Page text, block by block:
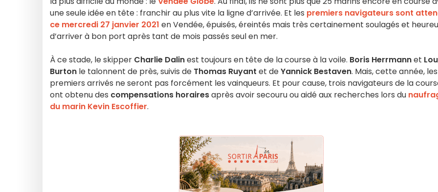
une seule idée en tête : franchir au plus vite la ligne d’arrivée. Et les premiers navigateurs sont
ce mercredi 27 janvier 2021 en Vendée, épuisés, éreintés mais très certainement soulagés et
d’arriver à bon port après tant de mois passés seul en mer.
À ce stade, le skipper Charlie Dalinest toujours en tête de la course à la voile. Boris Herrmannet
Burton le talonnent de près, suivis de Thomas Ruyant et deYannick Bestaven. Mais, cette année, les
premiers arrivés ne seront pas forcément les vainqueurs. Et pour cause, trois navigateurs de la
ont obtenu des compensations horairesaprès avoir secouru ou aidé aux recherches lors du
du marin Kevin Escoffier.